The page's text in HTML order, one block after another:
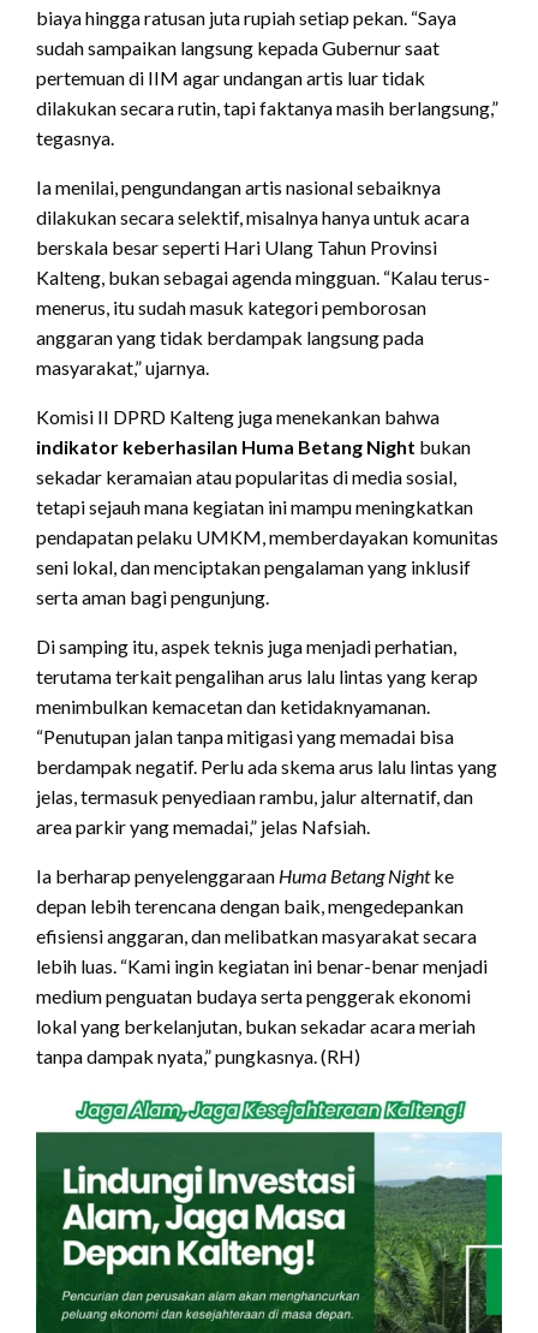
biaya hingga ratusan juta rupiah setiap pekan. “Saya
sudah sampaikan langsung kepada Gubernur saat
pertemuan di IIM agar undangan artis luar tidak
dilakukan secara rutin, tapi faktanya masih berlangsung,”
tegasnya.
Ia menilai, pengundangan artis nasional sebaiknya
dilakukan secara selektif, misalnya hanya untuk acara
berskala besar seperti Hari Ulang Tahun Provinsi
Kalteng, bukan sebagai agenda mingguan. “Kalau terus-
menerus, itu sudah masuk kategori pemborosan
anggaran yang tidak berdampak langsung pada
masyarakat,” ujarnya.
Komisi II DPRD Kalteng juga menekankan bahwa
indikator keberhasilan Huma Betang Night bukan
sekadar keramaian atau popularitas di media sosial,
tetapi sejauh mana kegiatan ini mampu meningkatkan
pendapatan pelaku UMKM, memberdayakan komunitas
seni lokal, dan menciptakan pengalaman yang inklusif
serta aman bagi pengunjung.
Di samping itu, aspek teknis juga menjadi perhatian,
terutama terkait pengalihan arus lalu lintas yang kerap
menimbulkan kemacetan dan ketidaknyamanan.
“Penutupan jalan tanpa mitigasi yang memadai bisa
berdampak negatif. Perlu ada skema arus lalu lintas yang
jelas, termasuk penyediaan rambu, jalur alternatif, dan
area parkir yang memadai,” jelas Nafsiah.
Ia berharap penyelenggaraan Huma Betang Nightke
depan lebih terencana dengan baik, mengedepankan
efisiensi anggaran, dan melibatkan masyarakat secara
lebih luas. “Kami ingin kegiatan ini benar-benar menjadi
medium penguatan budaya serta penggerak ekonomi
lokal yang berkelanjutan, bukan sekadar acara meriah
tanpa dampak nyata,” pungkasnya. (RH)